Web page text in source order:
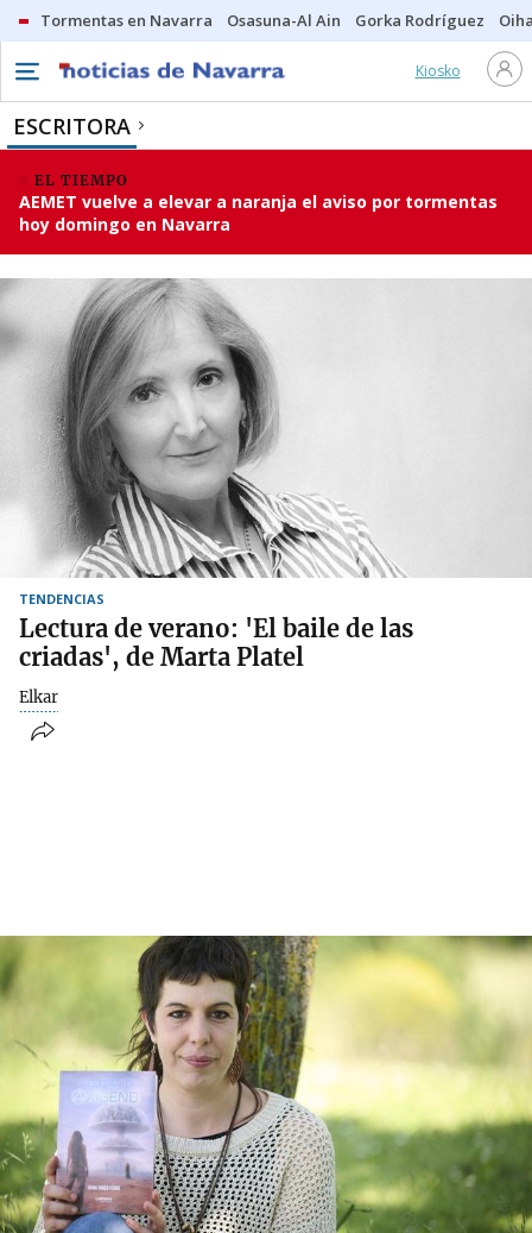
Tormentas en Navarra Osasuna-Al Ain Gorka Rodríguez
Kiosko
ESCRITORA
EL TIEMPO
AEMET vuelve a elevar a naranja el aviso por tormentas
hoy domingo en Navarra
TENDENCIAS
Lectura de verano: 'El baile de las
criadas', de Marta Platel
Elkar